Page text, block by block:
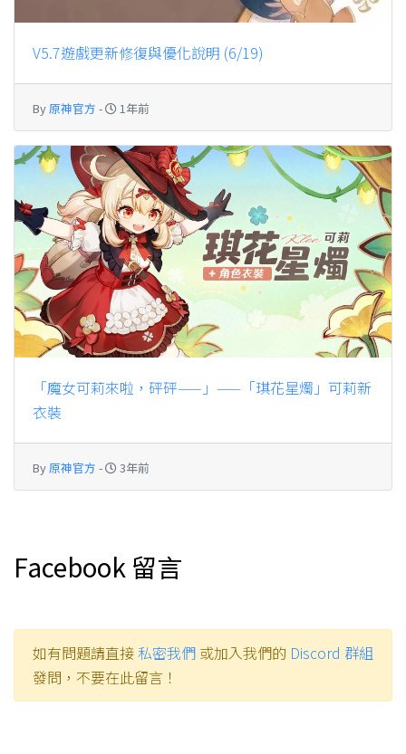
V5.7遊戲更新修復與優化說明 (6/19)
By原神官方 - 1年前
「魔女可莉來啦，砰砰——」——「琪花星燭」可莉新
衣裝
By原神官方 - 3年前
Facebook 留言
如有問題請直接私密我們 或加入我們的 Discord 群組
發問，不要在此留言！